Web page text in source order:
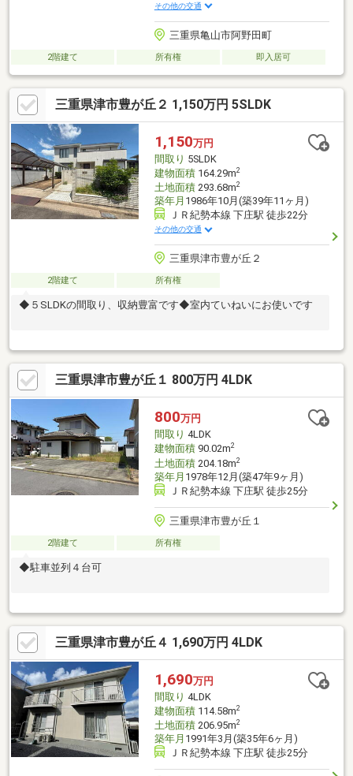
その他の交通
三重県亀山市阿野田町
2階建て 所有権 即入居可
三重県津市豊が丘２ 1,150万円 5SLDK
1,150万円
間取り 5SLDK
建物面積164.29m2
土地面積293.68m2
築年月 1986年10月(築39年11ヶ月)
ＪＲ紀勢本線 下庄駅 徒歩22分
その他の交通
三重県津市豊が丘２
2階建て 所有権
◆５SLDKの間取り、収納豊富です◆室内ていねいにお使いです
三重県津市豊が丘１ 800万円 4LDK
800万円
間取り 4LDK
建物面積90.02m2
土地面積204.18m2
築年月 1978年12月(築47年9ヶ月)
ＪＲ紀勢本線 下庄駅 徒歩25分
三重県津市豊が丘１
2階建て 所有権
◆駐車並列４台可
三重県津市豊が丘４ 1,690万円 4LDK
1,690万円
間取り 4LDK
建物面積114.58m2
土地面積206.95m2
築年月 1991年3月(築35年6ヶ月)
ＪＲ紀勢本線 下庄駅 徒歩25分